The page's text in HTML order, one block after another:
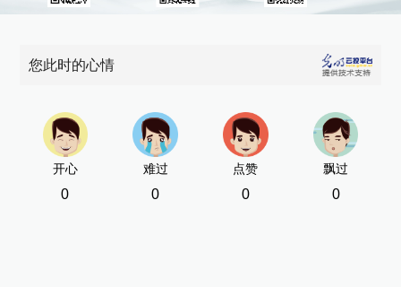
您此时的心情
开心
0
难过
0
点赞
0
飘过
0